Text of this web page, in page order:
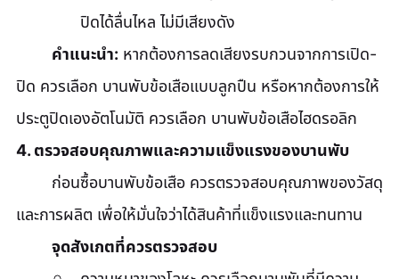
ปิดได้ลื่นไหล ไม่มีเสียงดัง
คำแนะนำ: หากต้องการลดเสียงรบกวนจากการเปิด-
ปิด ควรเลือก บานพับข้อเสือแบบลูกปืน หรือหากต้องการให้
ประตูปิดเองอัตโนมัติ ควรเลือก บานพับข้อเสือไฮดรอลิก
4. ตรวจสอบคุณภาพและความแข็งแรงของบานพับ
และการผลิต เพื่อให้มั่นใจว่าได้สินค้าที่แข็งแรงและทนทาน
จุดสังเกตที่ควรตรวจสอบ